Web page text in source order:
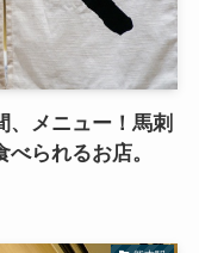
、メニュー！馬刺
られるお店。